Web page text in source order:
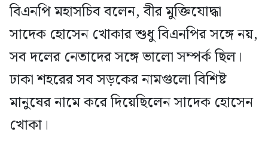
বিএনপি মহাসচিব বলেন, বীর মুক্তিযোদ্ধা
সাদেক হোসেন খোকার শুধু বিএনপির সঙ্গে নয়,
সব দলের নেতাদের সঙ্গে ভালো সম্পর্ক ছিল।
ঢাকা শহরের সব সড়কের নামগুলো বিশিষ্ট
মানুষের নামে করে দিয়েছিলেন সাদেক হোসেন
খোকা।